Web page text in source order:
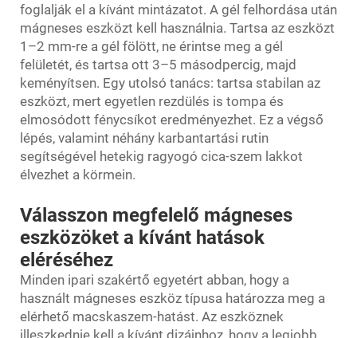
foglalják el a kívánt mintázatot. A gél felhordása után
mágneses eszközt kell használnia. Tartsa az eszközt
1–2 mm-re a gél fölött, ne érintse meg a gél
felületét, és tartsa ott 3–5 másodpercig, majd
keményítsen. Egy utolsó tanács: tartsa stabilan az
eszközt, mert egyetlen rezdülés is tompa és
elmosódott fénycsíkot eredményezhet. Ez a végső
lépés, valamint néhány karbantartási rutin
segítségével hetekig ragyogó cica-szem lakkot
élvezhet a körmein.
Válasszon megfelelő mágneses
eszközöket a kívánt hatások
eléréséhez
Minden ipari szakértő egyetért abban, hogy a
használt mágneses eszköz típusa határozza meg a
elérhető macskaszem-hatást. Az eszköznek
illeszkednie kell a kívánt dizájnhoz, hogy a legjobb